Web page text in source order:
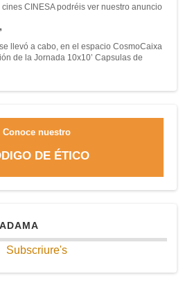
cines CINESA podréis ver nuestro anuncio
llevó a cabo, en el espacio CosmoCaixa
de la Jornada 10x10’ Capsulas de
Conoce nuestro
DE ÉTICO
Subscriure's